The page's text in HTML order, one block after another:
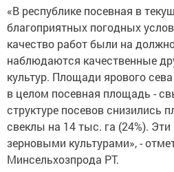
«В республике посевная в
благоприятных погодных
качество работ были на
наблюдаются качественные
культур. Площади ярового
в целом посевная площадь -
структуре посевов снизились
свеклы на 14 тыс. га (24%).
зерновыми культурами», -
Минсельхозпрода РТ.